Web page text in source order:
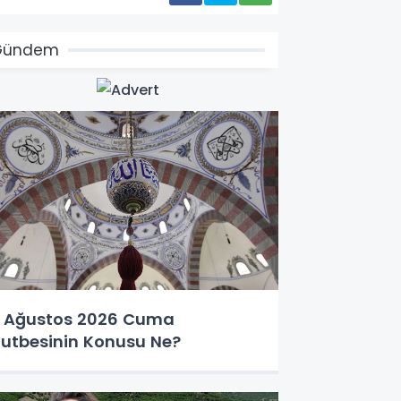
Ağustos 2026 Cuma
Konusu Ne?